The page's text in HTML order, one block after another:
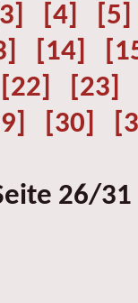
[3] [4]
[5]
[14]
[22]
[23]
[30]
26/31